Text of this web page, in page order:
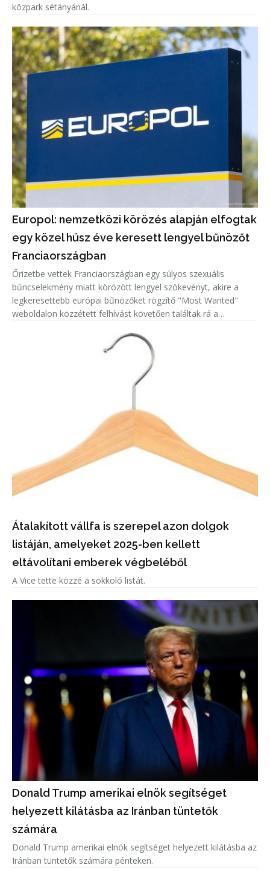
közpark sétányánál.
Europol: nemzetközi körözés alapján elfogtak
egy közel húsz éve keresett lengyel bűnözőt
Franciaországban
Őrizetbe vettek Franciaországban egy súlyos szexuális
bűncselekmény miatt körözött lengyel szökevényt, akire a
legkeresettebb európai bűnözőket rögzítő "Most Wanted"
weboldalon közzétett felhívást követően találtak rá a
Átalakított vállfa is szerepel azon dolgok
listáján, amelyeket 2025-ben kellett
eltávolítani emberek végbeléből
A Vice tette közzé a sokkoló listát.
Donald Trump amerikai elnök segítséget
helyezett kilátásba az Iránban tüntetők
számára
Donald Trump amerikai elnök segítséget helyezett kilátásba az
Iránban tüntetők számára pénteken.